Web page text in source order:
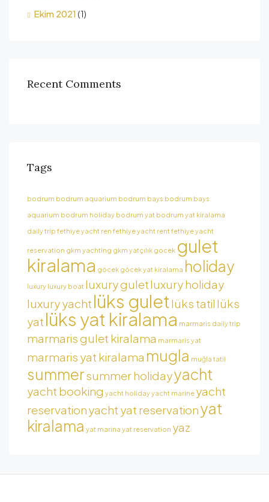
Ekim 2021 (1)
Recent Comments
Tags
bodrum bodrum aquarium bodrum bays bodrum bays
aquarium bodrum holiday bodrum yat bodrum yat kiralama
daily trip fethiye yacht ren fethiye yacht rent fethiye yacht
reservation gkm yachting gkm yatçılık gocek gulet
kiralama göcek göcek yat kiralama holiday
luxury luxury boat luxury guletluxury holiday
luxury yacht lüks guletlüks tatil lüks
yat lüks yat kiralama marmaris daily trip
marmaris gulet kiralama marmaris yat
marmaris yat kiralama mugla muğla tatil
summersummer holidayyacht
yacht booking yacht holidayyacht marine yacht
reservationyacht yat reservationyat
kiralama yat marina yat reservation yaz